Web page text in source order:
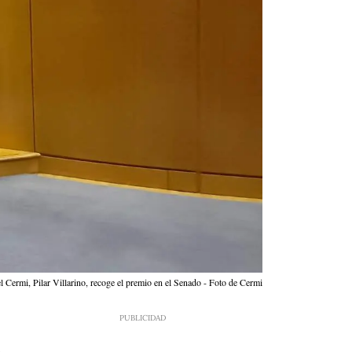
Cermi, Pilar Villarino, recoge el premio en el Senado - Foto de Cermi